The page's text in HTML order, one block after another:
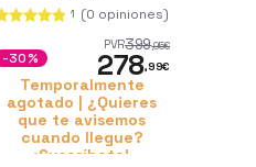
1 (0 opiniones)
PVR399,95€
278,99€
-30%
Temporalmente
agotado | ¿Quieres
que te avisemos
cuando llegue?
¡Suscríbete!